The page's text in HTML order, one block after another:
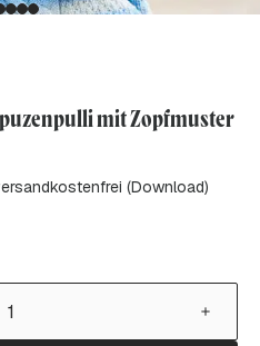
mit Zopfmuster
(Download)